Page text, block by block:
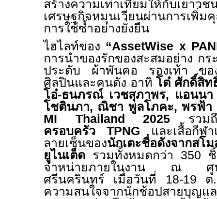
สร้างความเท่าเทียมให้กับเ
เศรษฐกิจหมุนเวียนผ่านการเพิ่ม
การใช้ซ้ำอย่างยั่งยืน
ไฮไลท์ของ “AssetWise x
การนำของรักของสะสมอย่าง กร
ประดับ ผ้าพันคอ รองเท้า ขอ
ศิลปินและคนดัง อาทิ โต๋ ศักดิ์สิท
โอ๋-ธนภรณ์ เวชสุภาพร, แอนนา
โชตินภา, ณิชา พูลโภคะ,พรฟ้า
MI Thailand 2025 รวมถึ
ครอบครัว TPNG และเสื้อกีฬา
ลายเซ็นของนักเตะชื่อดังจาก
ยูไนเต็ด รวมทั้งหมดกว่า 350
จำหน่ายภายในงาน ณ ศูนย์
ศรีนครินทร์ เมื่อวันที่ 18-19 ต
ความสนใจจากนักช้อปสายบุญแ